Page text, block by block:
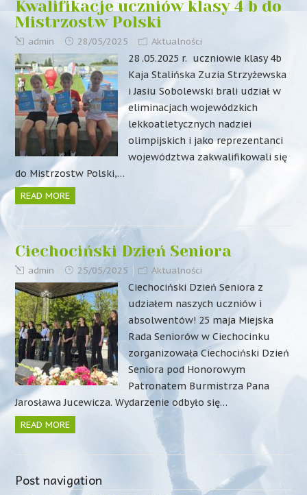
Kwalifikacje uczniów klasy 4 b do
Mistrzostw Polski
admin 28/05/2025 Aktualności
28 .05.2025 r. uczniowie klasy 4b
Kaja Stalińska Zuzia Strzyżewska
i Jasiu Sobolewski brali udział w
eliminacjach wojewódzkich
lekkoatletycznych nadziei
olimpijskich i jako reprezentanci
województwa zakwalifikowali się
do Mistrzostw Polski,…
READ MORE
Ciechociński Dzień Seniora
admin 25/05/2025 Aktualności
Ciechociński Dzień Seniora z
udziałem naszych uczniów i
absolwentów! 25 maja Miejska
Rada Seniorów w Ciechocinku
zorganizowała Ciechociński Dzień
Seniora pod Honorowym
Patronatem Burmistrza Pana
Jarosława Jucewicza. Wydarzenie odbyło się…
READ MORE
Post navigation